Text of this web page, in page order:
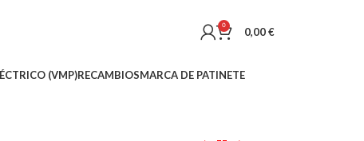
0 0,00€
(VMP)RECAMBIOSMARCA DE PATINETE